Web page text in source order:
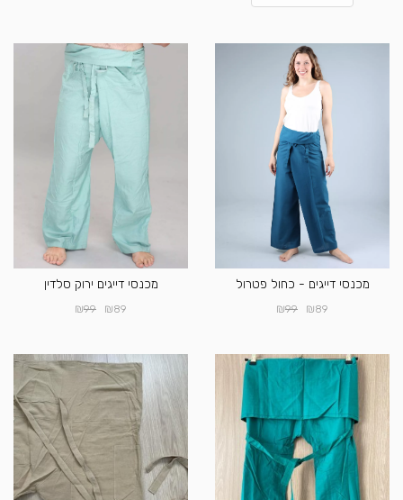
מכנסי דייגים - כחול פטרול
₪89
₪99
מכנסי דייגים ירוק סלדין
₪89
₪99